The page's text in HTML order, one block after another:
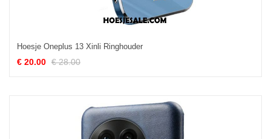
Hoesje Oneplus 13 Xinli Ringhouder
€ 20.00 € 28.00